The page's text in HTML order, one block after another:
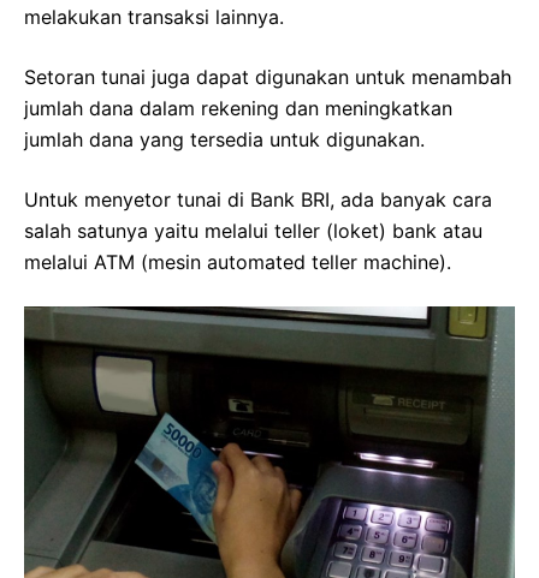
melakukan transaksi lainnya.
Setoran tunai juga dapat digunakan untuk menambah
jumlah dana dalam rekening dan meningkatkan
jumlah dana yang tersedia untuk digunakan.
Untuk menyetor tunai di Bank BRI, ada banyak cara
salah satunya yaitu melalui teller (loket) bank atau
melalui ATM (mesin automated teller machine).